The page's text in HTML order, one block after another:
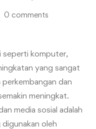
0 comments
seperti komputer,
yang sangat
dan
meningkat.
media sosial adalah
oleh